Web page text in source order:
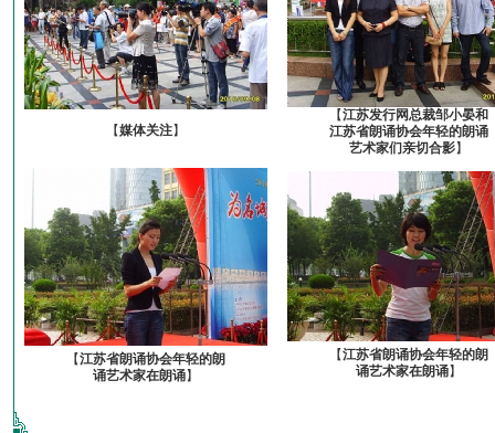
【媒体关注】
【江苏发行网总裁邹小晏和
江苏省朗诵协会年轻的朗诵
艺术家们亲切合影】
【江苏省朗诵协会年轻的朗
诵艺术家在朗诵】
【江苏省朗诵协会年轻的朗
诵艺术家在朗诵】